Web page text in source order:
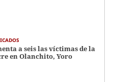
a seis las víctimas de la
en Olanchito, Yoro